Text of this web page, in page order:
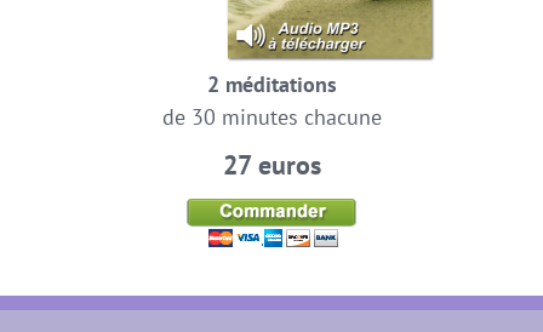
2 méditations
de 30 minutes chacune
27 euros